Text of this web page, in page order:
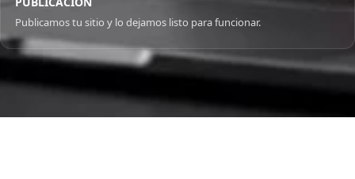
Publicamos tu sitio y lo dejamos listo para funcionar.